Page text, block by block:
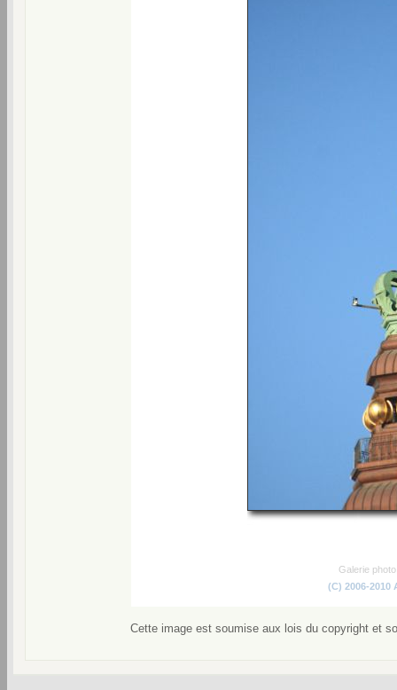
Galerie
(C) 2006-2010
Cette image est soumise aux lois du copyright et